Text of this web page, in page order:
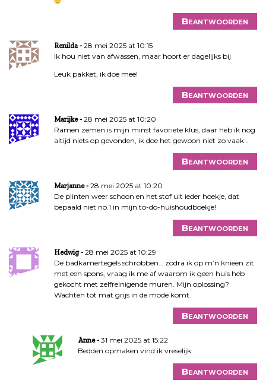
Beantwoorden
Renilda
28 mei 2025 at 10:15
Ik hou niet van afwassen, maar hoort er dagelijks bij
Leuk pakket, ik doe mee!
Beantwoorden
Marijke
28 mei 2025 at 10:20
Ramen zemen is mijn minst favoriete klus, daar heb ik nog
altijd niets op gevonden, ik doe het gewoon niet zo vaak…
Beantwoorden
Marjanne
28 mei 2025 at 10:20
De plinten weer schoon en het stof uit ieder hoekje, dat
bepaald niet no.1 in mijn to-do-huishoudboekje!
Beantwoorden
Hedwig
28 mei 2025 at 10:29
De badkamertegels schrobben… zodra ik op m’n knieën zit
met een spons, vraag ik me af waarom ik geen huis heb
gekocht met zelfreinigende muren. Mijn oplossing?
Wachten tot mat grijs in de mode komt.
Beantwoorden
Anne
31 mei 2025 at 15:22
Bedden opmaken vind ik vreselijk
Beantwoorden